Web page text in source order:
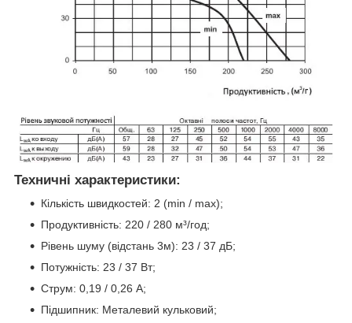
Техничні характеристики:
Кількість швидкостей: 2 (min / max);
Продуктивність: 220 / 280 м³/год;
Рівень шуму (відстань 3м): 23 / 37 дБ;
Потужність: 23 / 37 Вт;
Струм: 0,19 / 0,26 А;
Підшипник: Металевий кульковий;